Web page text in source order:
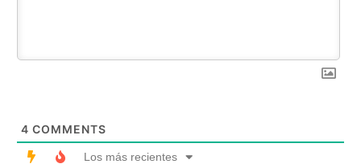
4 COMMENTS
Los más recientes